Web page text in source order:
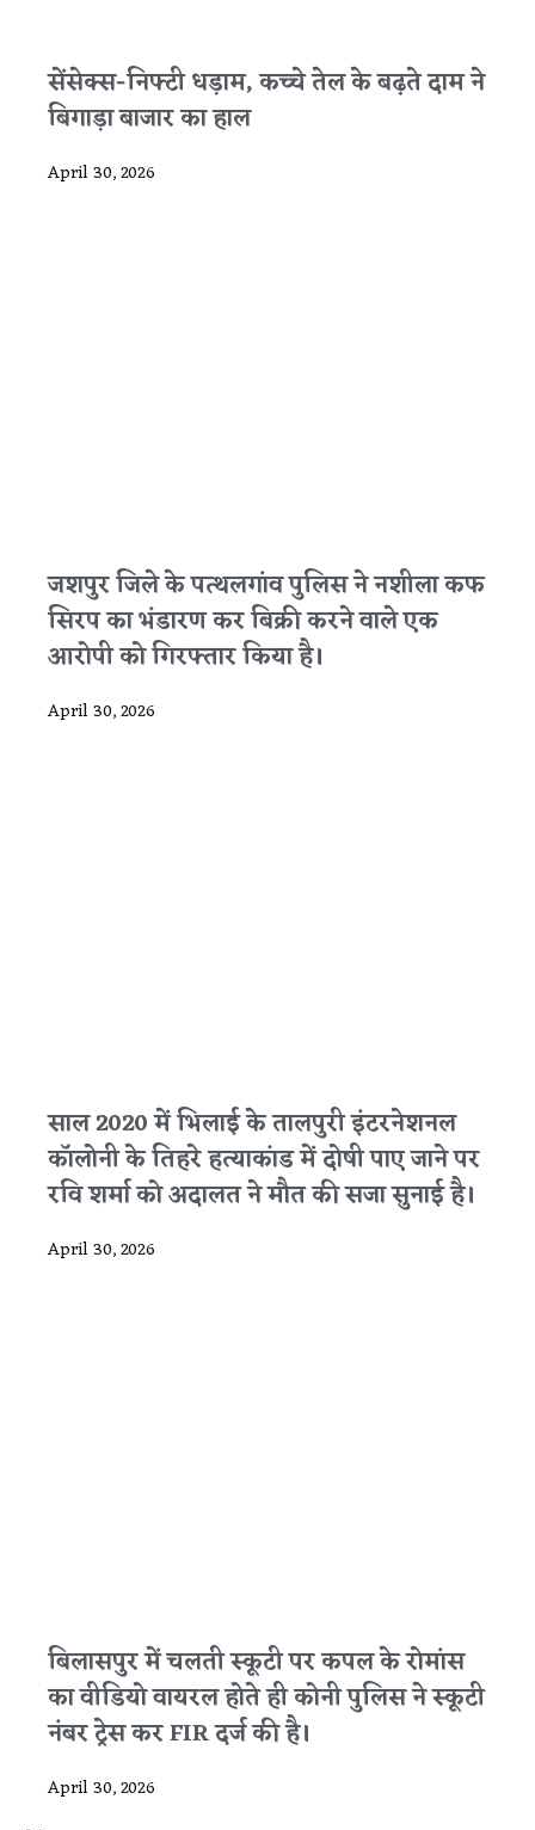
सेंसेक्स-निफ्टी धड़ाम, कच्चे तेल के बढ़ते दाम ने
बिगाड़ा बाजार का हाल
April 30, 2026
जशपुर जिले के पत्थलगांव पुलिस ने नशीला कफ
सिरप का भंडारण कर बिक्री करने वाले एक
आरोपी को गिरफ्तार किया है।
April 30, 2026
साल 2020 में भिलाई के तालपुरी इंटरनेशनल
कॉलोनी के तिहरे हत्याकांड में दोषी पाए जाने पर
रवि शर्मा को अदालत ने मौत की सजा सुनाई है।
April 30, 2026
बिलासपुर में चलती स्कूटी पर कपल के रोमांस
का वीडियो वायरल होते ही कोनी पुलिस ने स्कूटी
नंबर ट्रेस कर FIR दर्ज की है।
April 30, 2026